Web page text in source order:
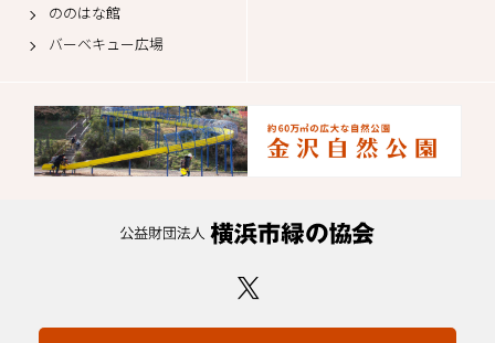
ののはな館
バーベキュー広場